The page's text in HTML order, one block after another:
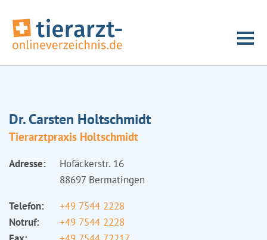
Dr. Carsten Holtschmidt
Tierarztpraxis Holtschmidt
Adresse:
Hofäckerstr. 16
88697 Bermatingen
Telefon:
+49 7544 2228
Notruf:
+49 7544 2228